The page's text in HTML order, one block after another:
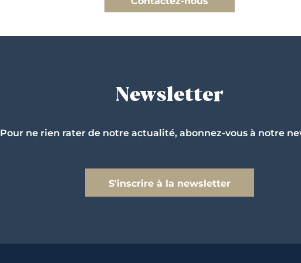
Newsletter
Pour ne rien rater de notre actualité, abonnez-vous à notre
S'inscrire à la newsletter